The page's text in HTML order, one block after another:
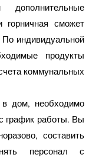
сможет
индивидуальной
продукты
коммунальных
дом, необходимо
график работы. Вы
составить
персонал с